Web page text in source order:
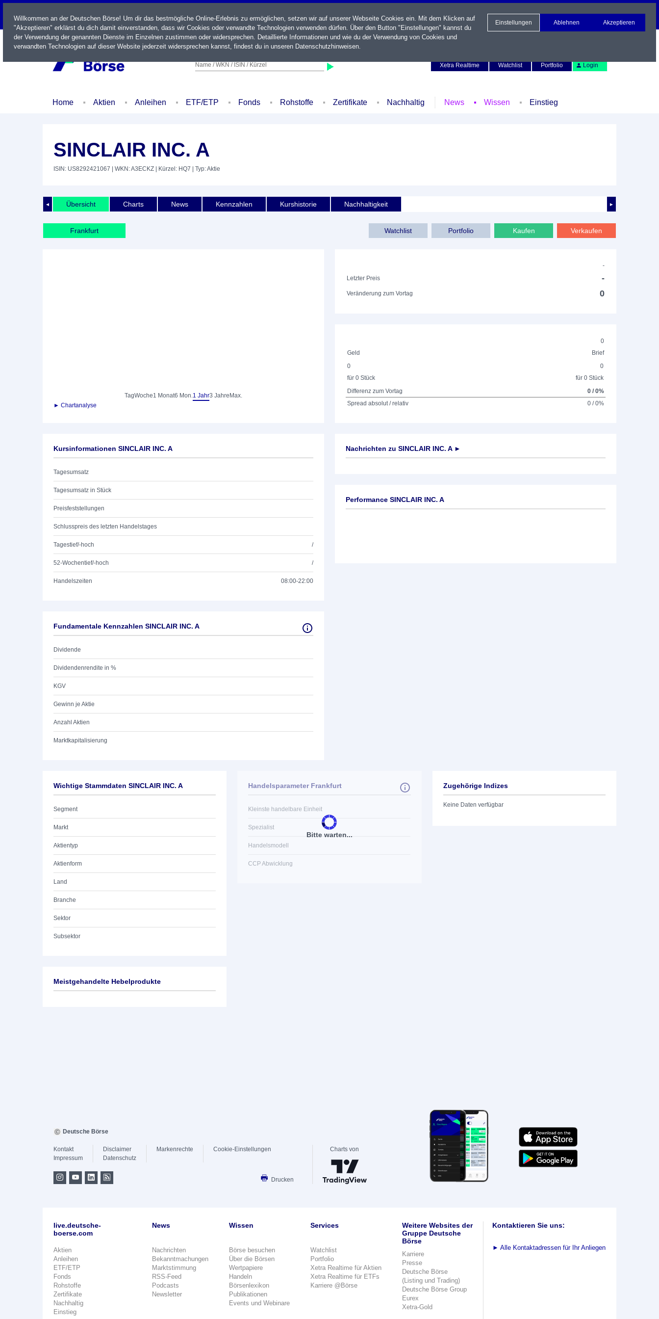
LIVE
Name / WKN / ISIN / Kürzel
Xetra Realtime
Watchlist Portfolio Login
Home Aktien Anleihen ETF/ETP Fonds Rohstoffe Zertifikate Nachhaltig News Wissen Einstieg
SINCLAIR INC. A
ISIN: US8292421067 | WKN: A3ECKZ | Kürzel: HQ7 | Typ: Aktie
◄ ►
Übersicht Charts News Kennzahlen Kurshistorie Nachhaltigkeit
Frankfurt Watchlist Portfolio Kaufen Verkaufen
TagWoche1 Monat6 Mon.1 Jahr3 Jahre Max.
► Chartanalyse
-
Letzter Preis
-
Veränderung zum Vortag 0
0
Geld
Brief
0
für 0 Stück
0
für 0 Stück
Differenz zum Vortag
0 / 0%
Spread absolut / relativ
0 / 0%
Kursinformationen SINCLAIR INC. A
Tagesumsatz
Tagesumsatz in Stück
Preisfeststellungen
Schlusspreis des letzten Handelstages
Tagestief/-hoch /
52-Wochentief/-hoch /
Handelszeiten 08:00-22:00
Fundamentale Kennzahlen SINCLAIR INC. A
Dividende
Dividendenrendite in %
KGV
Gewinn je Aktie
Anzahl Aktien
Marktkapitalisierung
Nachrichten zu SINCLAIR INC. A►
Performance SINCLAIR INC. A
Wichtige Stammdaten SINCLAIR INC. A
Segment
Markt
Aktientyp
Aktienform
Land
Branche
Sektor
Subsektor
Bitte warten...
Handelsparameter Frankfurt
Kleinste handelbare Einheit
Spezialist
Handelsmodell
CCP Abwicklung
Zugehörige Indizes
Keine Daten verfügbar
Meistgehandelte Hebelprodukte
Willkommen an der Deutschen Börse! Um dir das bestmögliche Online-Erlebnis zu ermöglichen, setzen wir auf unserer Webseite Cookies ein. Mit dem Klicken auf
"Akzeptieren" erklärst du dich damit einverstanden, dass wir Cookies oder verwandte Technologien verwenden dürfen. Über den Button "Einstellungen" kannst du
der Verwendung der genannten Dienste im Einzelnen zustimmen oder widersprechen. Detaillierte Informationen und wie du der Verwendung von Cookies und
verwandten Technologien auf dieser Website jederzeit widersprechen kannst, findest du in unseren Datenschutzhinweisen.
Einstellungen Ablehnen Akzeptieren
Deutsche Börse
Kontakt
Impressum
Disclaimer
Datenschutz
Markenrechte Cookie-Einstellungen
Drucken
Charts von
live.deutsche-
boerse.com
Aktien
Anleihen
ETF/ETP
Fonds
Rohstoffe
Zertifikate
Nachhaltig
Einstieg
News
Nachrichten
Bekanntmachungen
Marktstimmung
RSS-Feed
Podcasts
Newsletter
Wissen
Börse besuchen
Über die Börsen
Wertpapiere
Handeln
Börsenlexikon
Publikationen
Events und Webinare
Services
Watchlist
Portfolio
Xetra Realtime für Aktien
Xetra Realtime für ETFs
Karriere @Börse
Weitere Websites der
Gruppe Deutsche
Börse
Karriere
Presse
Deutsche Börse
(Listing und Trading)
Deutsche Börse Group
Eurex
Xetra-Gold
Kontaktieren Sie uns:
► Alle Kontaktadressen für Ihr Anliegen